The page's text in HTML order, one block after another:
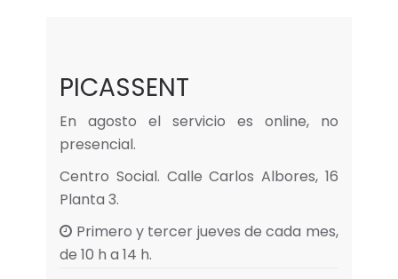
PICASSENT
En agosto el servicio es online, no
presencial.
Centro Social. Calle Carlos Albores, 16
Planta 3.
Primero y tercer jueves de cada mes,
de 10 h a 14 h.